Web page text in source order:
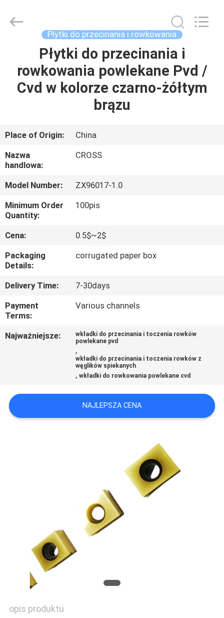
PRODUKTY
NAS
WYCIECZKA
PO
FABRYCE
KONTROLA
JAKOŚCI
SKONTAKTUJ
SIĘ
Z
NAMI
AKTUALNOŚCI
SITEMAP
Trading
Płytki do przecinania i rowkowania
Płytki do przecinania i
rowkowania powlekane Pvd /
Cvd w kolorze czarno-żółtym
brązu
Place of Origin:
China
Nazwa
handlowa:
CROSS
Model Number:
ZX96017-1.0
Minimum Order
Quantity:
100pis
Cena:
0.5$~2$
Packaging
Details:
corrugated paper box
Delivery Time:
7-30days
Payment
Terms:
Various channels
Najważniejsze:
wkładki do przecinania i toczenia rowków
powlekane pvd
,
wkładki do przecinania i toczenia rowków z
węglików spiekanych
,wkładki do rowkowania powlekane cvd
NAJLEPSZA CENA
opis produktu